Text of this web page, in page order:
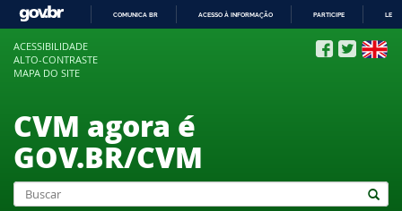
COMUNICA BR ACESSO À INFORMAÇÃO PARTICIPE
ACESSIBILIDADE
ALTO-CONTRASTE
MAPA DO SITE
CVM agora é
GOV.BR/CVM